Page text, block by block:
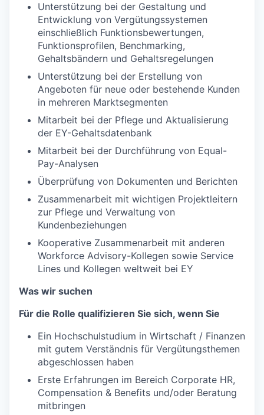
Unterstützung bei der Gestaltung und
Entwicklung von Vergütungssystemen
einschließlich Funktionsbewertungen,
Funktionsprofilen, Benchmarking,
Gehaltsbändern und Gehaltsregelungen
Unterstützung bei der Erstellung von
Angeboten für neue oder bestehende Kunden
in mehreren Marktsegmenten
Mitarbeit bei der Pflege und Aktualisierung
der EY-Gehaltsdatenbank
Mitarbeit bei der Durchführung von Equal-
Pay-Analysen
Überprüfung von Dokumenten und Berichten
Zusammenarbeit mit wichtigen Projektleitern
zur Pflege und Verwaltung von
Kundenbeziehungen
Kooperative Zusammenarbeit mit anderen
Workforce Advisory-Kollegen sowie Service
Lines und Kollegen weltweit bei EY
Was wir suchen
Für die Rolle qualifizieren Sie sich, wenn Sie
Ein Hochschulstudium in Wirtschaft / Finanzen
mit gutem Verständnis für Vergütungsthemen
abgeschlossen haben
Erste Erfahrungen im Bereich Corporate HR,
Compensation & Benefits und/oder Beratung
mitbringen